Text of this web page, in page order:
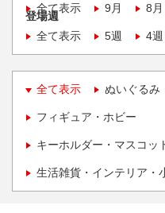
全て表示
9月 8月
登場週
全て表示
5週 4週
全て表示 ぬいぐるみ
フィギュア・ホビー
キーホルダー・マスコッ
生活雑貨・インテリア・